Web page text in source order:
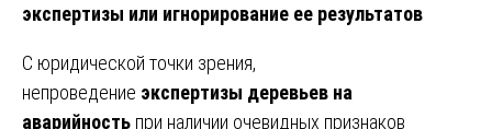
экспертизы или игнорирование ее результатов
С юридической точки зрения,
непроведение экспертизы деревьев на
аварийность при наличии очевидных признаков